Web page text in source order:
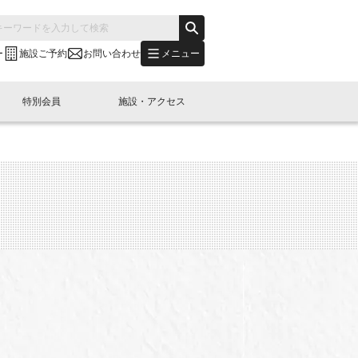
施設ご予約 お問い合わせ メニュー
別会員開催
展・参加
"LINK-BioBAY TOKYO"？
(News Letter)
コラム
ュース・事業紹介
ベント
LINK-J WEST
容
本橋エリアについて
特別会員
し込み
施設・アクセス
予約